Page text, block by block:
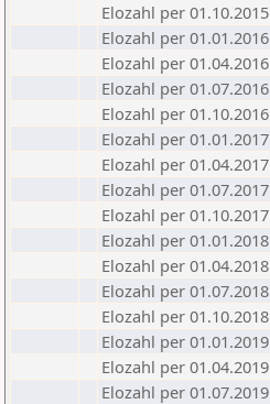
Elozahl per 01.10.2015
Elozahl per 01.01.2016
Elozahl per 01.04.2016
Elozahl per 01.07.2016
Elozahl per 01.10.2016
Elozahl per 01.01.2017
Elozahl per 01.04.2017
Elozahl per 01.07.2017
Elozahl per 01.10.2017
Elozahl per 01.01.2018
Elozahl per 01.04.2018
Elozahl per 01.07.2018
Elozahl per 01.10.2018
Elozahl per 01.01.2019
Elozahl per 01.04.2019
Elozahl per 01.07.2019